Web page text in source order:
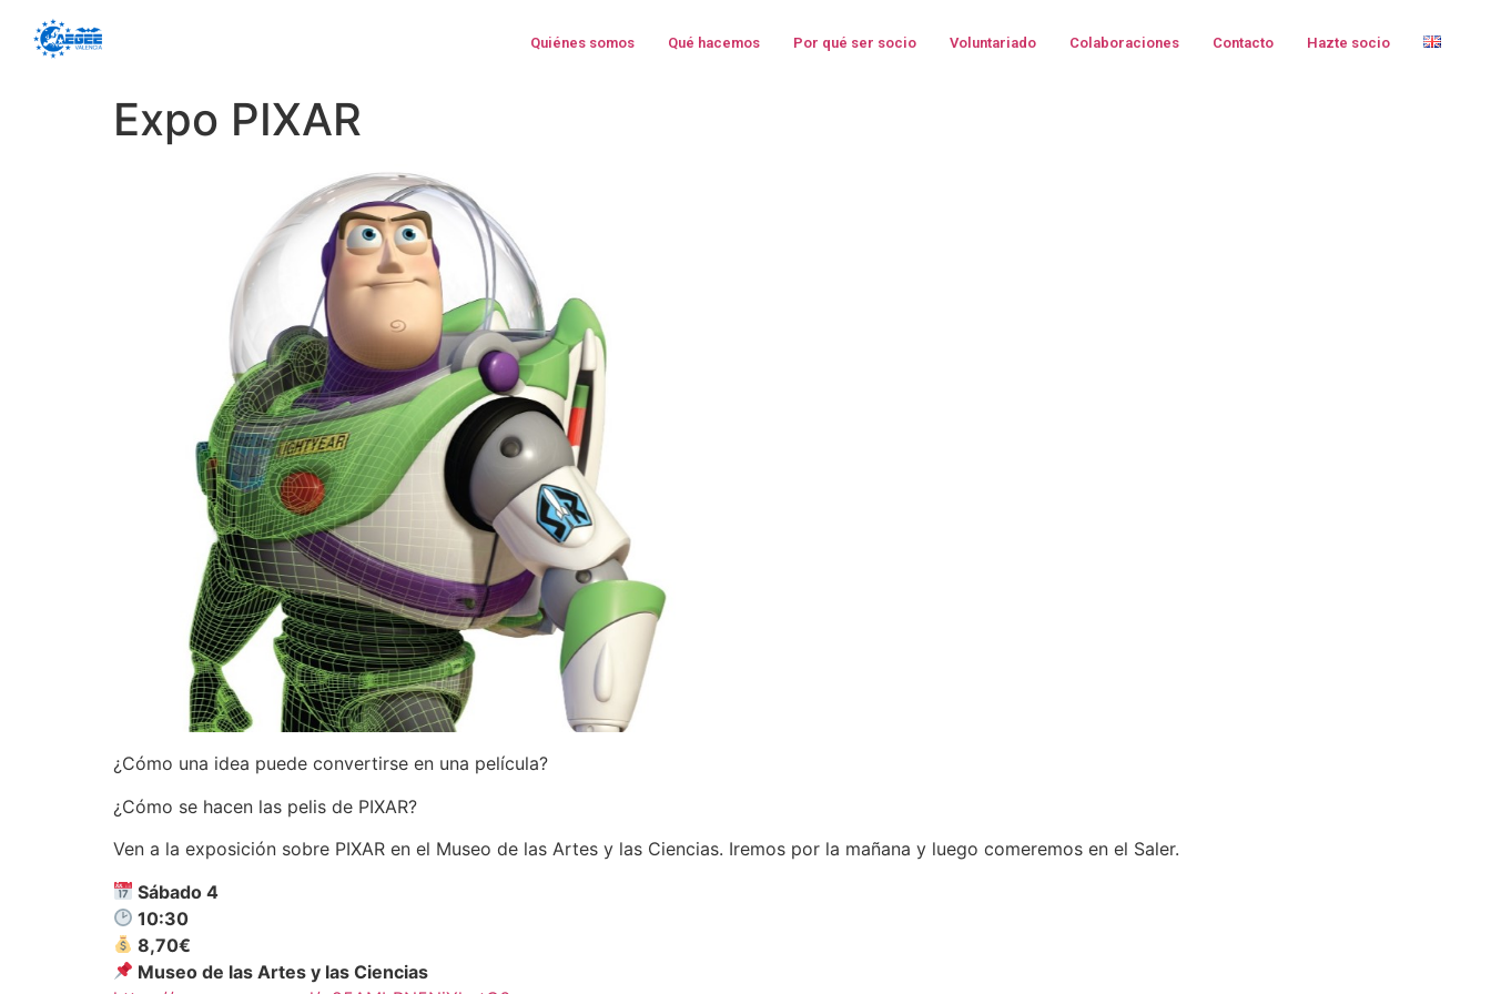
Quiénes somos Qué hacemos Por qué ser socio Voluntariado Colaboraciones Contacto Hazte socio
Expo PIXAR
¿Cómo una idea puede convertirse en una película?
¿Cómo se hacen las pelis de PIXAR?
Ven a la exposición sobre PIXAR en el Museo de las Artes y las Ciencias. Iremos por la mañana y luego comeremos en el Saler.
Sábado 4
10:30
8,70€
Museo de las Artes y las Ciencias